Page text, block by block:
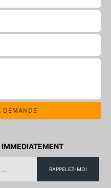
IMMEDIATEMENT